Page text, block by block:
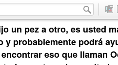
un pez a otro, es usted
y probablemente podrá
eso que llaman